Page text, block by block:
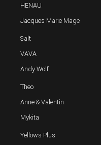
HENAU
Jacques Marie Mage
Salt
VAVA
Andy Wolf
Theo
Anne & Valentin
Mykita
Yellows Plus